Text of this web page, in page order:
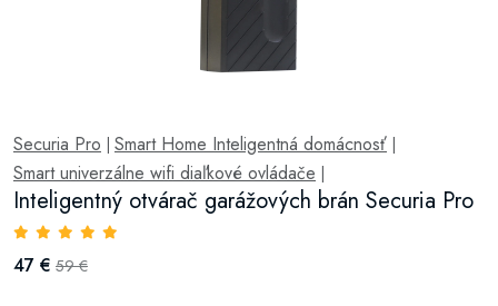
Securia Pro Smart Home Inteligentná domácnosť
Smart univerzálne wifi diaľkové ovládače
Inteligentný otvárač garážových brán Securia Pro
47 € 59 €